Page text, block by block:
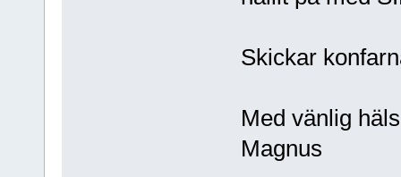
Skickar
Med vänlig
Magnus